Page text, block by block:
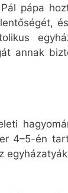
pápa
annak
4–5-én